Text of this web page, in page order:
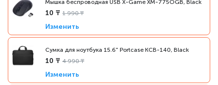
Мышка беспроводная USB X-Game XM-775OGB, Black
10 ₸ 1 990 ₸
Изменить
Сумка для ноутбука 15.6" Portcase KCB-140, Black
10 ₸ 4 990 ₸
Изменить